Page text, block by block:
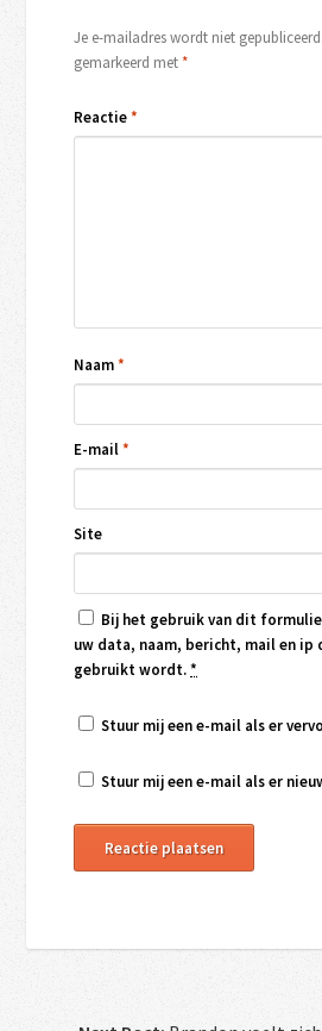
Je e-mailadres wordt niet gepubliceerd.
gemarkeerd met*
Reactie*
Naam*
E-mail*
Site
Bij het gebruik van dit
uw data, naam, bericht, mail en ip
gebruikt wordt.*
Stuur mij een e-mail als er
Stuur mij een e-mail als er